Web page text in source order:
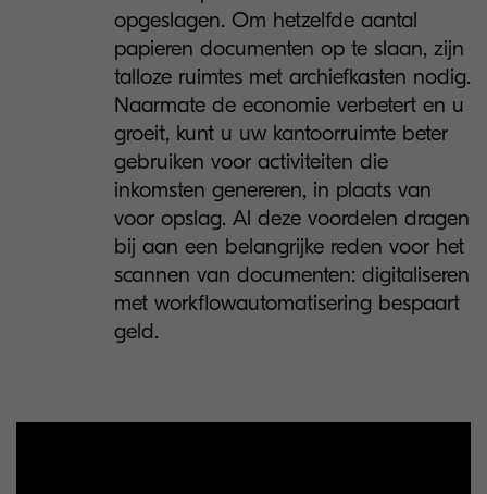
opgeslagen. Om hetzelfde aantal
papieren documenten op te slaan, zijn
talloze ruimtes met archiefkasten nodig.
Naarmate de economie verbetert en u
groeit, kunt u uw kantoorruimte beter
gebruiken voor activiteiten die
inkomsten genereren, in plaats van
voor opslag. Al deze voordelen dragen
bij aan een belangrijke reden voor het
scannen van documenten: digitaliseren
met workflowautomatisering bespaart
geld.